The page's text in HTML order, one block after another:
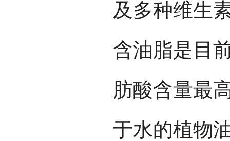
及多种维生
含油脂是目
肪酸含量最
于水的植物